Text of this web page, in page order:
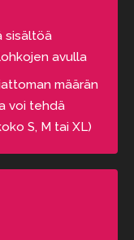
sisältöä
avulla
määrän
voi tehdä
S, M tai XL)